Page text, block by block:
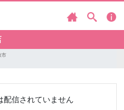
市
配信されていません